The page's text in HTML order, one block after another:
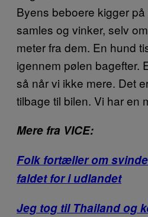
Byens beboere kigger
samles og vinker, selv
meter fra dem. En hund
igennem pølen bagefter.
så når vi ikke mere. Det
tilbage til bilen. Vi har en
Mere fra VICE:
Folk fortæller om
faldet for i udlandet
Jeg tog til Thailand og